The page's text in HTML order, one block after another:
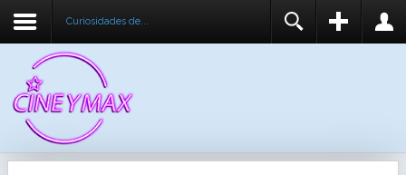
Curiosidades de...REGISTER